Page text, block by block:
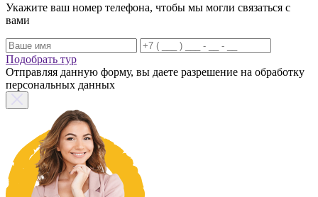
Укажите ваш номер телефона, чтобы мы могли связаться с
вами
Подобрать тур
Отправляя данную форму, вы даете разрешение на обработку
персональных данных